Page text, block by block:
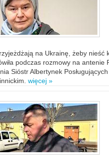
na Ukrainę, żeby
podczas rozmowy na
Sióstr Albertynek
więcej »